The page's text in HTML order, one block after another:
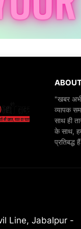
"खबर
व्यापक
साथ ही
के साथ,
प्रतिबद्ध
Line, Jabalpur -